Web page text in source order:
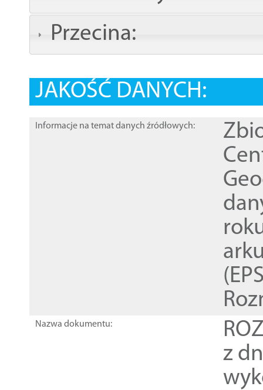
Przecina:
JAKOŚĆ DANYCH:
Informacje na temat danych źródłowych:
Nazwa dokumentu:
z